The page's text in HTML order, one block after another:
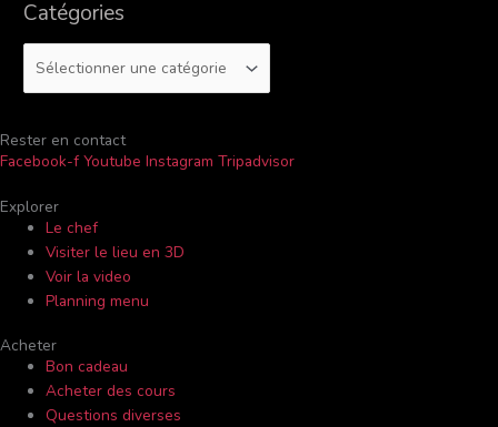
Catégories
Rester en contact
Facebook-f Youtube Instagram Tripadvisor
Explorer
Le chef
Visiter le lieu en 3D
Voir la video
Planning menu
Acheter
Bon cadeau
Acheter des cours
Questions diverses